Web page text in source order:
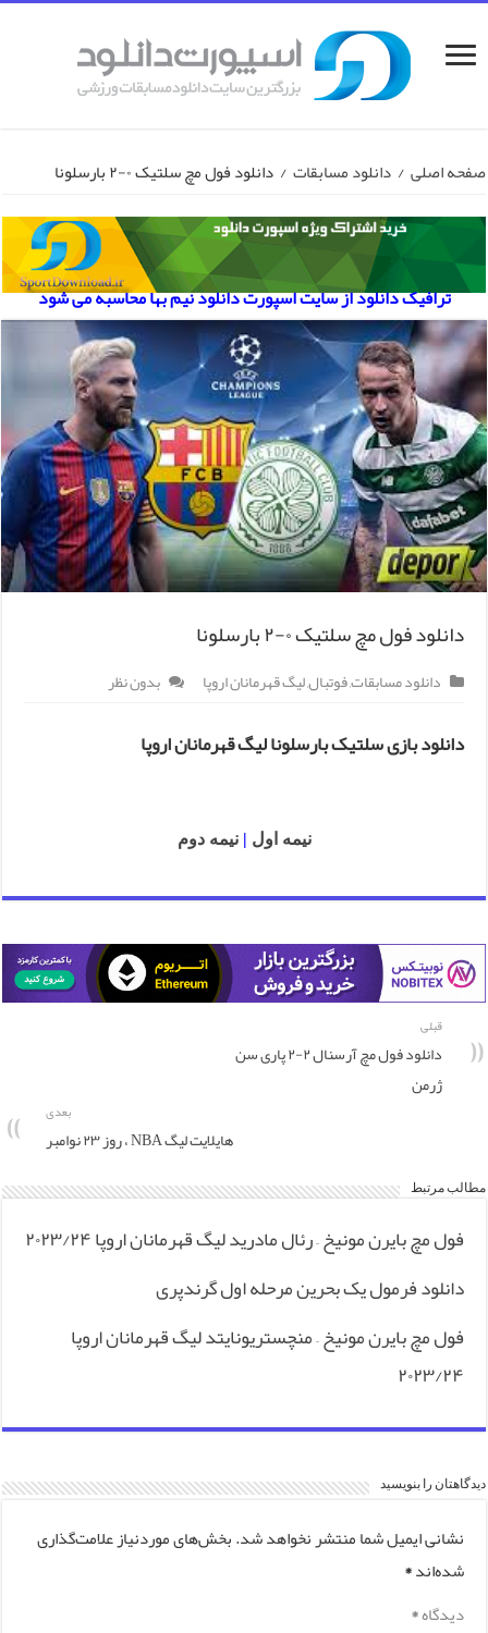
صفحه اصلی / دانلود مسابقات / دانلود فول مچ سلتیک ۰-۲ بارسلونا
ترافیک دانلود از سایت اسپورت دانلود نیم بها محاسبه می شود
دانلود فول مچ سلتیک ۰-۲ بارسلونا
دانلود مسابقات,فوتبال,لیگ قهرمانان اروپا بدون نظر
دانلود بازی سلتیک بارسلونا لیگ قهرمانان اروپا
نیمه اول | نیمه دوم
قبلی
دانلود فول مچ آرسنال ۲-۲ پاری سن
ژرمن
بعدی
هایلایت لیگ NBA ، روز ۲۳ نوامبر
مطالب مرتبط
فول مچ بایرن مونیخ – رئال مادرید لیگ قهرمانان اروپا ۲۰۲۳/۲۴
دانلود فرمول یک بحرین مرحله اول گرندپری
فول مچ بایرن مونیخ – منچستریونایتد لیگ قهرمانان اروپا
۲۰۲۳/۲۴
دیدگاهتان را بنویسید
نشانی ایمیل شما منتشر نخواهد شد.بخش‌های موردنیاز علامت‌گذاری
شده‌اند*
دیدگاه*